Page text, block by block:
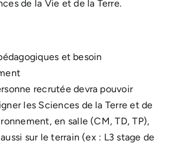
de la Vie et de la Terre.
et besoin
recrutée devra pouvoir
les Sciences de la Terre et de
en salle (CM, TD, TP),
sur le terrain (ex : L3 stage de